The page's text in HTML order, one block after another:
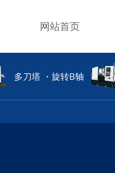
网站首页
多刀塔 ・旋转B轴